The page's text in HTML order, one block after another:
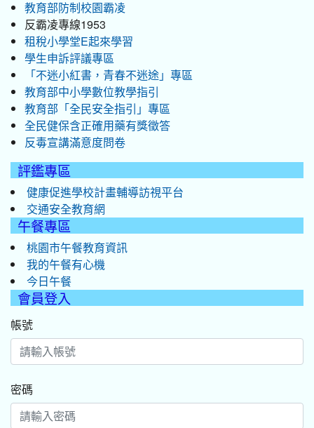
教育部防制校園霸凌
反霸凌專線1953
租稅小學堂E起來學習
學生申訴評議專區
「不迷小紅書，青春不迷途」專區
教育部中小學數位教學指引
教育部「全民安全指引」專區
全民健保含正確用藥有獎徵答
反毒宣講滿意度問卷
評鑑專區
健康促進學校計畫輔導訪視平台
交通安全教育網
午餐專區
桃園市午餐教育資訊
我的午餐有心機
今日午餐
會員登入
帳號
密碼